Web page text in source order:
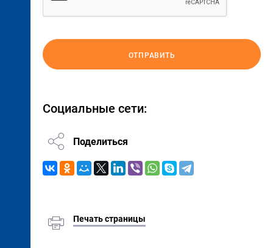
ОТПРАВИТЬ
Социальные сети:
Поделиться
Печать страницы